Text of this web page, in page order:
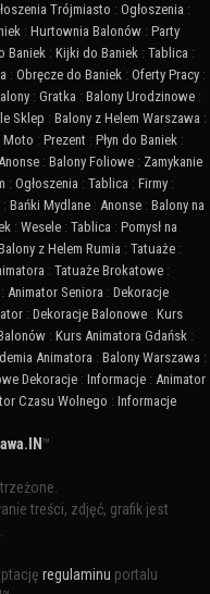
Trójmiasto : Ogłoszenia :
: Hurtownia Balonów : Party
Baniek : Kijki do Baniek : Tablica :
: Obręcze do Baniek : Oferty Pracy :
: Gratka : Balony Urodzinowe :
Sklep : Balony z Helem Warszawa :
Moto : Prezent : Płyn do Baniek :
: Balony Foliowe : Zamykanie
: Ogłoszenia : Tablica : Firmy :
: Bańki Mydlane : Anonse : Balony na
: Wesele : Tablica : Pomysł na
z Helem Rumia : Tatuaże :
: Tatuaże Brokatowe :
: Animator Seniora : Dekoracje
: Dekoracje Balonowe : Kurs
: Kurs Animatora Gdańsk :
Animatora : Balony Warszawa :
Dekoracje : Informacje : Animator
Czasu Wolnego : Informacje
™
treści, zdjęć, grafik jest
regulaminu portalu